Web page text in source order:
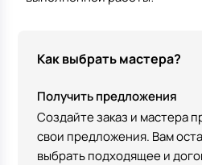
Как выбрать мастера?
Получить предложения
Создайте заказ и мастера
свои предложения. Вам
выбрать подходящее и